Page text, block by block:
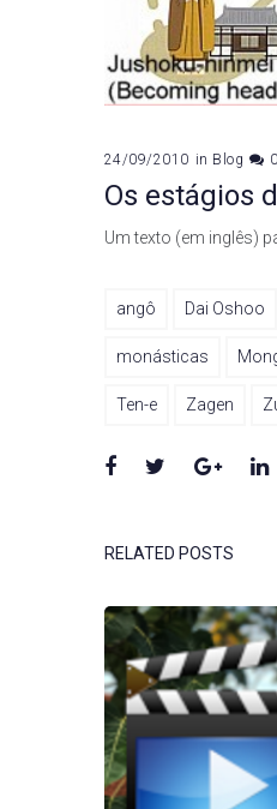
24/09/2010 in Blog 0
Os estágios
Um texto (em inglês)
angô Dai Oshoo
monásticas
Ten-e Zagen
Facebook
Twitter
RELATED POSTS